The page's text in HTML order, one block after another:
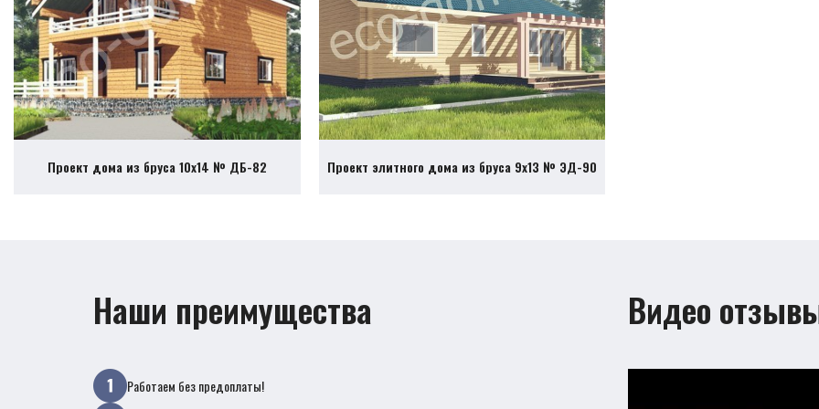
Проект дома из бруса 10х14 № ДБ-82 Проект элитного дома из бруса 9х13 № ЭД-90
Наши преимущества
Работаем без предоплаты!
Видео